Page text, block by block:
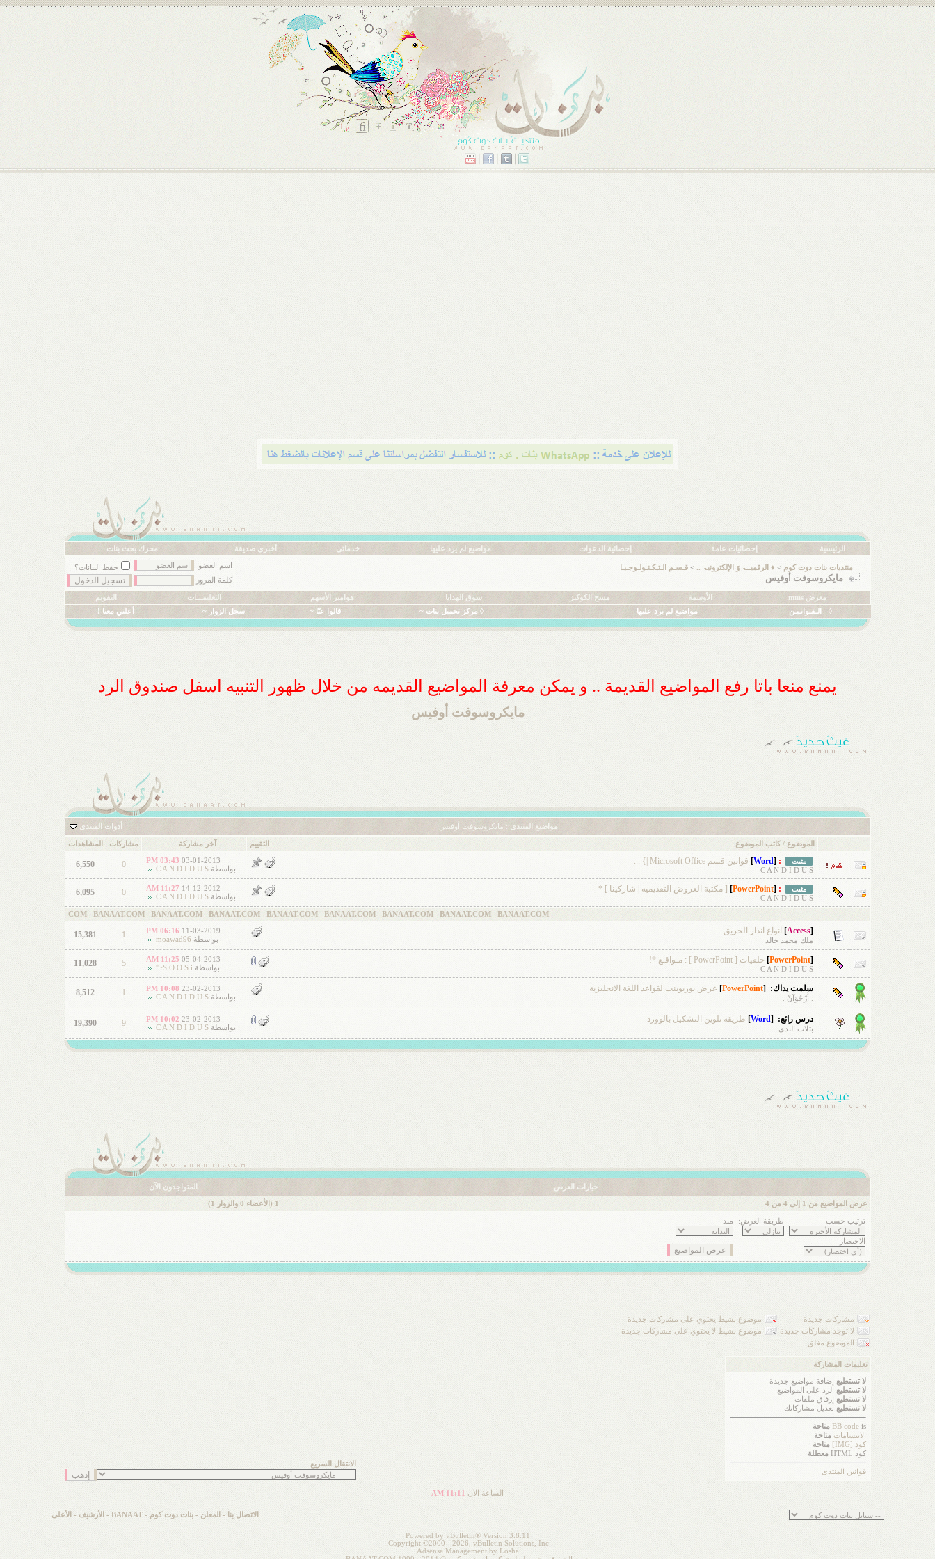
الرئيسية إحصائيات عامة إحصائية الدعوات مواضيع لم يرد عليها خدماتي أخبري صديقة محرك بحث بنات
منتديات بنات دوت كوم > ♦ الرقميــۃ وَ الإلكترونيۃ .. >قـسـم الـتـكـنـولـوجـيـا
مايكروسوفت أوفيس
اسم العضو
حفظ البيانات؟
كلمة المرور
معرض mms الأوسمة مسح الكوكيز سوق الهدايا هوامير الأسهم التعليمـــات
التقويم
◊ - الـقـوانـيـن -
مواضيع لم يرد عليها ◊ مركز تحميل بنات ~ قالوا عنّا ~ سجل الزوار ~ أعلني معنا !
يمنع منعا باتا رفع المواضيع القديمة .. و يمكن معرفة المواضيع القديمه من خلال ظهور التنبيه اسفل صندوق الرد
مايكروسوفت أوفيس
مواضيع المنتدى : مايكروسوفت أوفيس أدوات المنتدى
التقييم الموضوع / كاتب الموضوع آخر مشاركة مشاركات المشاهدات
مثبت :
[
Word
] قوانين قسم Microsoft Office |} . .
C A N D I D U S
03-01-2013
03:43 PM
بواسطةC A N D I D U S
0
6,550
مثبت :
[
PowerPoint
] [ مكتبة العروض التقديميه | شاركينا ] *
C A N D I D U S
14-12-2012
11:27 AM
بواسطةC A N D I D U S
0
6,095
BANAAT.COM BANAAT.COM BANAAT.COM BANAAT.COM BANAAT.COM BANAAT.COM BANAAT.COM BANAAT.COM BANAAT.COM BANAAT.COM BANAAT.COM
[
Access
] انواع انذار الحريق
ملك محمد خالد
11-03-2019
06:16 PM
بواسطة moawad96
1
15,381
[
PowerPoint
] خلفيات [ PowerPoint ] : مـواقـع *!
C A N D I D U S
05-04-2013
11:25 AM
بواسطةS O O S i~''
5
11,028
سلمت يداك: [
PowerPoint
] عرض بوربوينت لقواعد اللغة الانجليزية
. أُرْجُوَآنْ .
23-02-2013
10:08 PM
بواسطةC A N D I D U S
1
8,512
درس رائع: [
Word
] طريقة تلوين التشكيل بالوورد
بتلات الندى
23-02-2013
10:02 PM
بواسطةC A N D I D U S
9
19,390
خيارات العرض المتواجدون الآن
عرض المواضيع من 1 إلى 4 من 4 1 (الأعضاء 0 والزوار 1)
ترتيب حسب طريقة العرض: منذ
الاختصار
مشاركات جديدة
موضوع نشيط يحتوي على مشاركات جديدة
لا توجد مشاركات جديدة
موضوع نشيط لا يحتوي على مشاركات جديدة
الموضوع مغلق
تعليمات المشاركة
لا تستطيع إضافة مواضيع جديدة
لا تستطيع الرد على المواضيع
لا تستطيع إرفاق ملفات
لا تستطيع تعديل مشاركاتك
BB codeis
متاحة
الابتسامات متاحة
كود [IMG]
متاحة
كود HTML
معطلة
قوانين المنتدى
الانتقال السريع
الساعة الآن 11:11 AM
الاتصال بنا - المعلن -بنات دوت كوم - BANAAT - الأرشيف - الأعلى
Powered by vBulletin® Version 3.8.11
Copyright ©2000 - 2026, vBulletin Solutions, Inc.
Adsense Management by Losha